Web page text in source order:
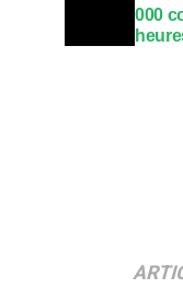
000